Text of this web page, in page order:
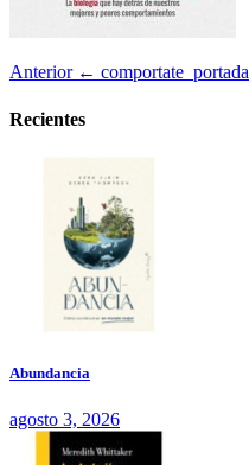
Anterior ← comportate_portada
Recientes
Abundancia
agosto 3, 2026